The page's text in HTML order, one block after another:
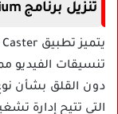
تنزيل برنامج Web Video Caster Premium مهكر
تنسيقات الفيديو
دون القلق بشأن
التي تتيح إدارة